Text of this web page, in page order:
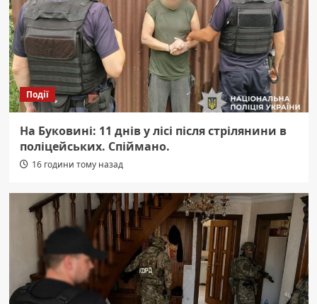
Події
На Буковині: 11 днів у лісі після стрілянини в
поліцейських. Спіймано.
16 години тому назад